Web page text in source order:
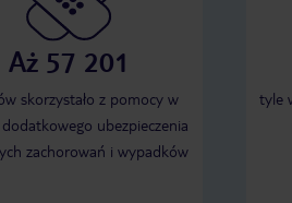
Aż 57 201
skorzystało z pomocy w
ubezpieczenia
zachorowań i wypadków
tyle